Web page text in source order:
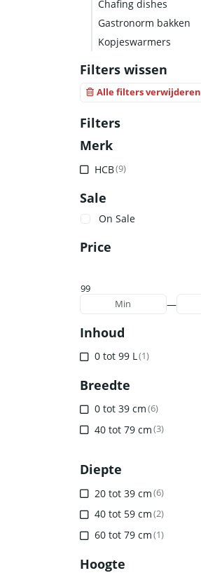
Chafing dishes
Gastronorm bakken
Kopjeswarmers
Filters wissen
Alle filters verwijderen
Filters
Merk
HCB(9)
Sale
On Sale
Price
—
99
Inhoud
0 tot 99 L(1)
Breedte
0 tot 39 cm(6)
40 tot 79 cm(3)
Diepte
20 tot 39 cm(6)
40 tot 59 cm(2)
60 tot 79 cm(1)
Hoogte